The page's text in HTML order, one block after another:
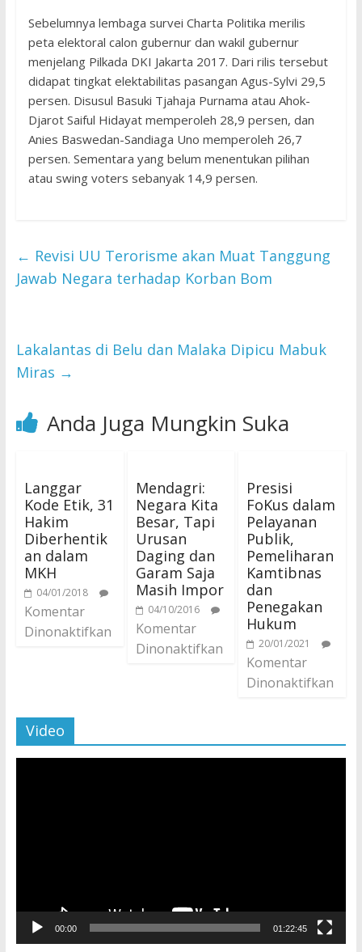
Sebelumnya lembaga survei Charta Politika merilis
peta elektoral calon gubernur dan wakil gubernur
menjelang Pilkada DKI Jakarta 2017. Dari rilis tersebut
didapat tingkat elektabilitas pasangan Agus-Sylvi 29,5
persen. Disusul Basuki Tjahaja Purnama atau Ahok-
Djarot Saiful Hidayat memperoleh 28,9 persen, dan
Anies Baswedan-Sandiaga Uno memperoleh 26,7
persen. Sementara yang belum menentukan pilihan
atau swing voters sebanyak 14,9 persen.
← Revisi UU Terorisme akan Muat Tanggung
Jawab Negara terhadap Korban Bom
Lakalantas di Belu dan Malaka Dipicu Mabuk
Miras →
Anda Juga Mungkin Suka
Langgar
Kode Etik, 31
Hakim
Diberhentik
an dalam
MKH
04/01/2018
Komentar
Dinonaktifkan
Mendagri:
Negara Kita
Besar, Tapi
Urusan
Daging dan
Garam Saja
Masih Impor
04/10/2016
Komentar
Dinonaktifkan
Presisi
FoKus dalam
Pelayanan
Publik,
Pemeliharan
Kamtibnas
dan
Penegakan
Hukum
20/01/2021
Komentar
Dinonaktifkan
Video
00:00 01:22:45